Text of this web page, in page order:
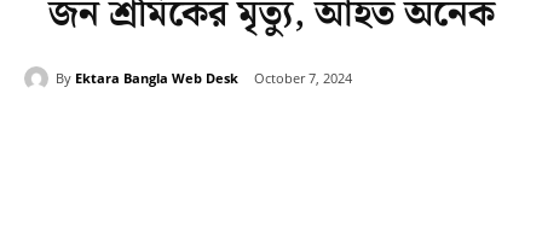
জন শ্রমিকের মৃত্যু, আহত অনেক
By Ektara Bangla Web Desk October 7, 2024